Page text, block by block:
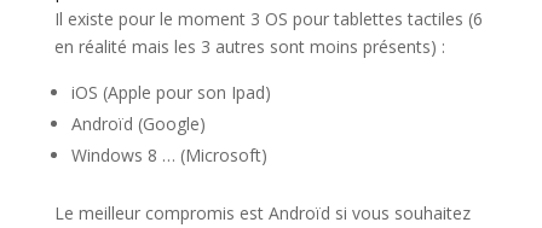
Il existe pour le moment 3 OS pour tablettes tactiles (6
en réalité mais les 3 autres sont moins présents) :
iOS (Apple pour son Ipad)
Androïd (Google)
Windows 8 … (Microsoft)
Le meilleur compromis est Androïd si vous souhaitez